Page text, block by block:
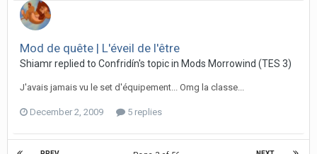
Mod de quête | L'éveil de l'être
Shiamr replied to Confridín's topic in Mods Morrowind (TES 3)
J'avais jamais vu le set d'équipement... Omg la classe...
December 2, 2009 5 replies